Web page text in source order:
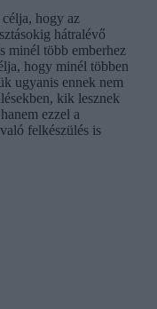
hogy az
hátralévő
minél több emberhez
hogy minél többen
ugyanis ennek nem
kik lesznek
ezzel a
felkészülés is